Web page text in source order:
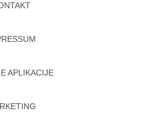
APLIKACIJE